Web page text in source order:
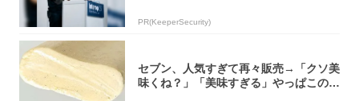
PR(KeeperSecurity)
セブン、人気すぎて再々販売→「クソ美
味くね？」「美味すぎる」やっぱこのク